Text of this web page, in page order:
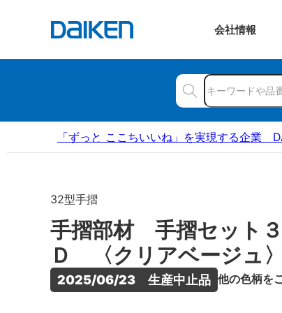
会社情報
「ずっと ここちいいね」を実現する企業
32型手摺
手摺部材 手摺セット
Ｄ 〈クリアベージュ
2025/06/23　生産中止品 他の色柄を